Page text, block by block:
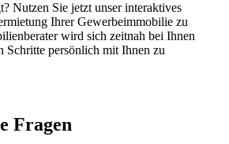
Nutzen Sie jetzt unser interaktives
Ihrer Gewerbeimmobilie zu
wird sich zeitnah bei Ihnen
Schritte persönlich mit Ihnen zu
Fragen